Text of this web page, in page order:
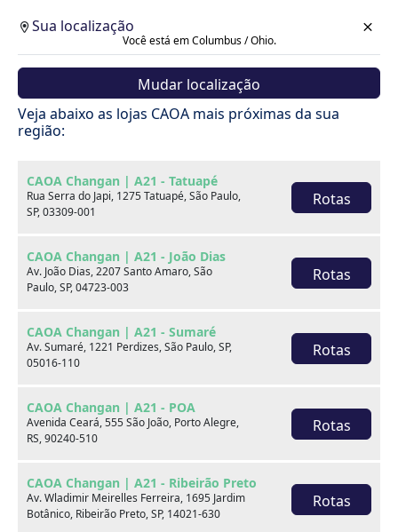
Sua localização
Você está em Columbus / Ohio.
Mudar localização
Veja abaixo as lojas CAOA mais próximas da sua
região:
CAOA Changan | A21 - Tatuapé
Rua Serra do Japi, 1275 Tatuapé, São Paulo,
SP, 03309-001
Rotas
CAOA Changan | A21 - João Dias
Av. João Dias, 2207 Santo Amaro, São
Paulo, SP, 04723-003
Rotas
CAOA Changan | A21 - Sumaré
Av. Sumaré, 1221 Perdizes, São Paulo, SP,
05016-110
Rotas
CAOA Changan | A21 - POA
Avenida Ceará, 555 São João, Porto Alegre,
RS, 90240-510
Rotas
CAOA Changan | A21 - Ribeirão Preto
Av. Wladimir Meirelles Ferreira, 1695 Jardim
Botânico, Ribeirão Preto, SP, 14021-630
Rotas
Cotação
Voltar